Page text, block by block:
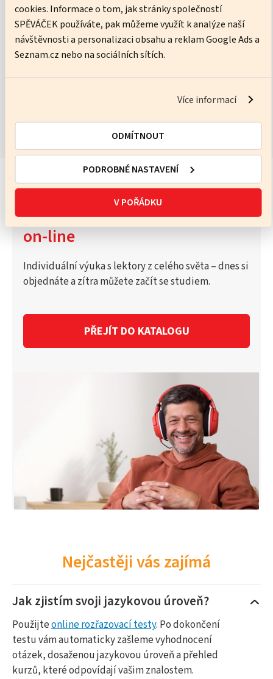
cookies. Informace o tom, jak stránky společností
SPĚVÁČEK používáte, pak můžeme využít k analýze naší
návštěvnosti a personalizaci obsahu a reklam Google Ads a
Seznam.cz nebo na sociálních sítích.
Více informací
V POŘÁDKU
PODROBNÉ NASTAVENÍ
ODMÍTNOUT
Ware Neil
No pressure, just practice – I’ll help you get better every lesson.
Vyzkoušejte Katalog lektorů
on-line
Individuální výuka s lektory z celého světa – dnes si
objednáte a zítra můžete začít se studiem.
PŘEJÍT DO KATALOGU
Nejčastěji vás zajímá
Jak zjistím svoji jazykovou úroveň?
Použijteonline rozřazovací testy. Po dokončení
testu vám automaticky zašleme vyhodnocení
otázek, dosaženou jazykovou úroveň a přehled
kurzů, které odpovídají vašim znalostem.